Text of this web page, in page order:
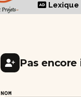
Lexique
Pas encore
NOM